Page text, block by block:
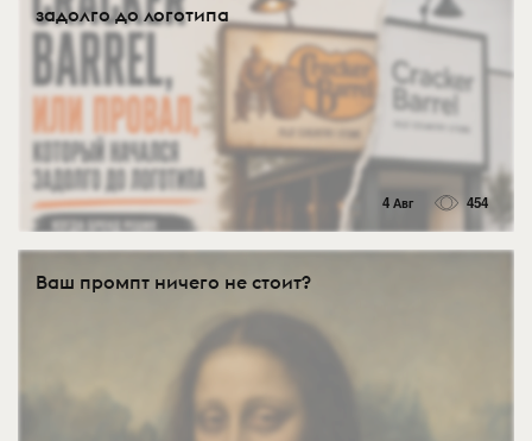
задолго до логотипа
4 Авг 454
Ваш промпт ничего не стоит?